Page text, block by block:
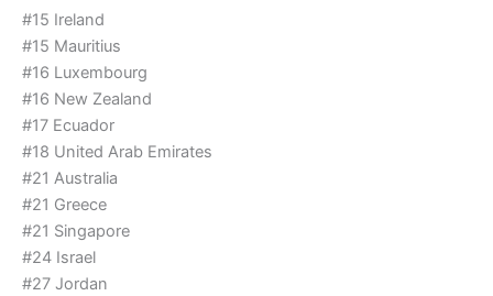
#15 Ireland
#15 Mauritius
#16 Luxembourg
#16 New Zealand
#17 Ecuador
#18 United Arab Emirates
#21 Australia
#21 Greece
#21 Singapore
#24 Israel
#27 Jordan